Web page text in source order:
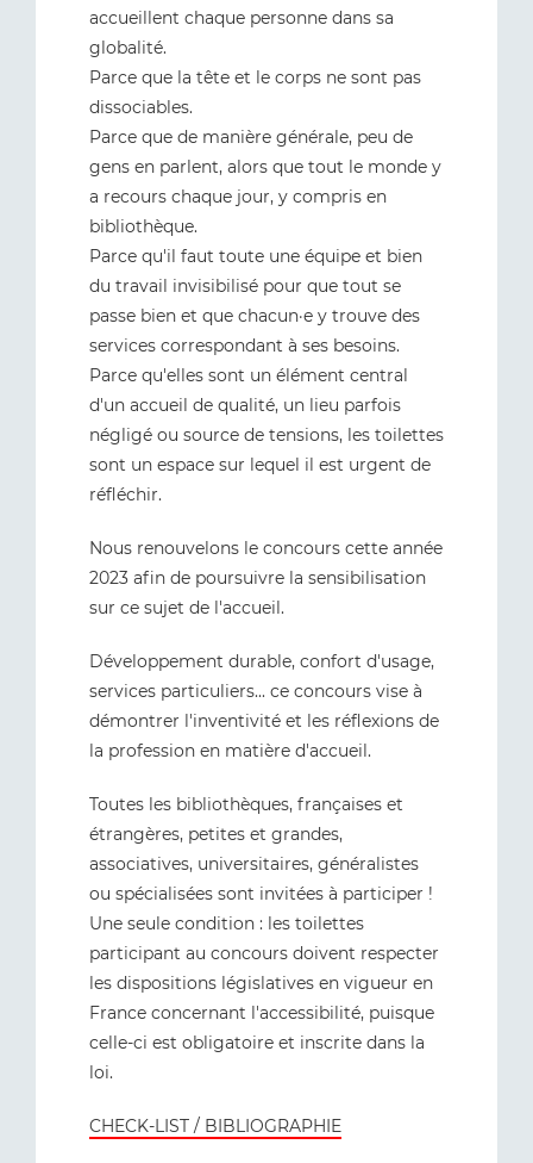
accueillent chaque personne dans sa
globalité.
Parce que la tête et le corps ne sont pas
dissociables.
Parce que de manière générale, peu de
gens en parlent, alors que tout le monde y
a recours chaque jour, y compris en
bibliothèque.
Parce qu'il faut toute une équipe et bien
du travail invisibilisé pour que tout se
passe bien et que chacun·e y trouve des
services correspondant à ses besoins.
Parce qu'elles sont un élément central
d'un accueil de qualité, un lieu parfois
négligé ou source de tensions, les toilettes
sont un espace sur lequel il est urgent de
réfléchir.
Nous renouvelons le concours cette année
2023 afin de poursuivre la sensibilisation
sur ce sujet de l'accueil.
Développement durable, confort d'usage,
services particuliers... ce concours vise à
démontrer l'inventivité et les réflexions de
la profession en matière d'accueil.
Toutes les bibliothèques, françaises et
étrangères, petites et grandes,
associatives, universitaires, généralistes
ou spécialisées sont invitées à participer !
Une seule condition : les toilettes
participant au concours doivent respecter
les dispositions législatives en vigueur en
France concernant l'accessibilité, puisque
celle-ci est obligatoire et inscrite dans la
loi.
CHECK-LIST / BIBLIOGRAPHIE